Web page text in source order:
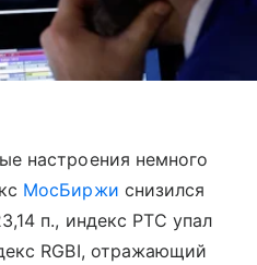
настроения немного
МосБиржи снизился
п., индекс РТС упал
RGBI, отражающий